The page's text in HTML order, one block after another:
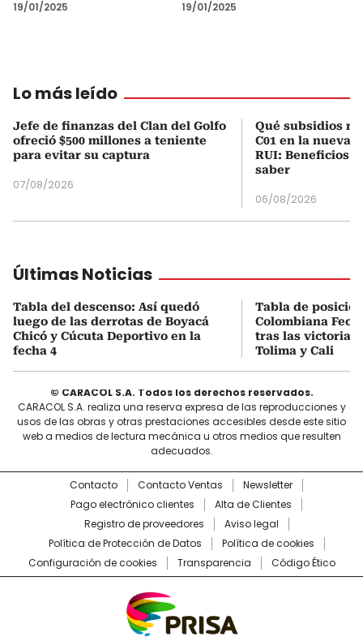
19/01/2025
19/01/2025
Lo más leído
Jefe de finanzas del Clan del Golfo
ofreció $500 millones a teniente
para evitar su captura
07/08/2026
Qué subsidios
C01 en la nueva
RUI: Beneficios
saber
06/08/2026
Últimas Noticias
Tabla del descenso: Así quedó
luego de las derrotas de Boyacá
Chicó y Cúcuta Deportivo en la
fecha 4
Tabla de
Colombiana
tras las victorias
Tolima y Cali
© CARACOL S.A. Todos los derechos reservados.
CARACOL S.A. realiza una reserva expresa de las reproducciones y
usos de las obras y otras prestaciones accesibles desde este sitio
web a medios de lectura mecánica u otros medios que resulten
adecuados.
Contacto Contacto Ventas
Newsletter
Pago electrónico clientes
Alta de Clientes
Registro de proveedores
Aviso legal
Política de Protección de Datos
Política de cookies
Configuración de cookies
Transparencia Código Ético